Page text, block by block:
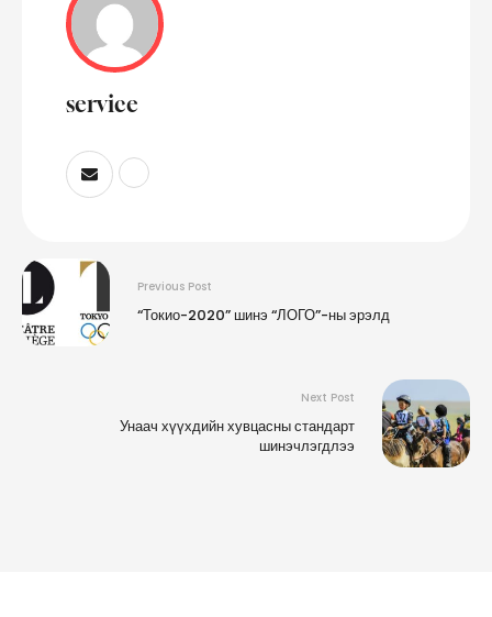
service
Previous Post
“Токио-2020” шинэ “ЛОГО”-ны эрэлд
Next Post
Унаач хүүхдийн хувцасны стандарт
шинэчлэгдлээ